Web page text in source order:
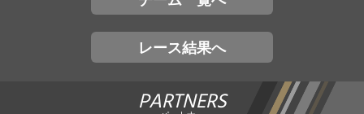
レース結果へ
PARTNERS